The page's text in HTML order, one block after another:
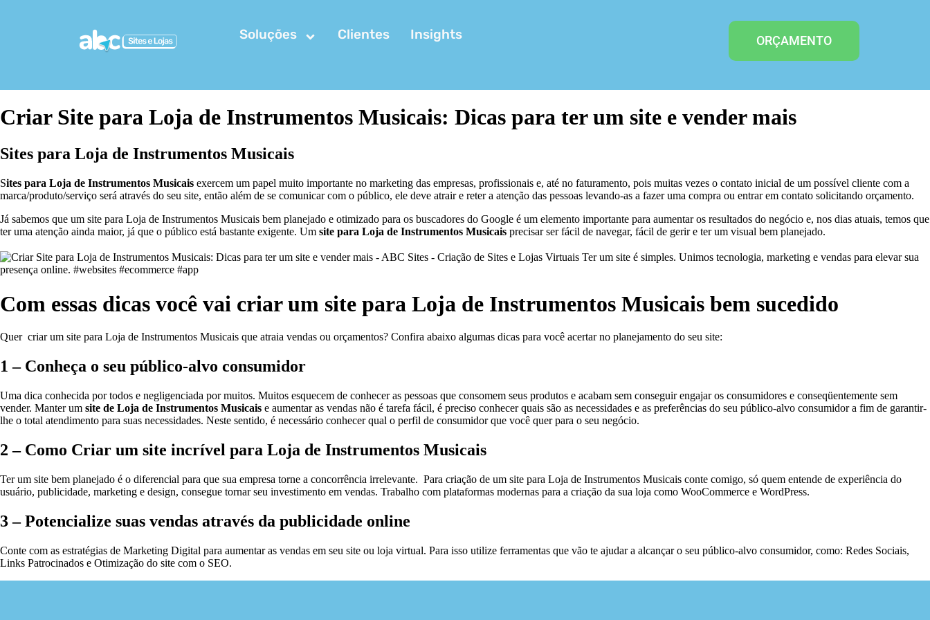
Soluções Clientes Insights ORÇAMENTO
Criar Site para Loja de Instrumentos Musicais: Dicas para ter um site e vender mais
Sites para Loja de Instrumentos Musicais
Sites para Loja de Instrumentos Musicais exercem um papel muito importante no marketing das empresas, profissionais e, até no faturamento, pois muitas vezes o contato inicial de um possível cliente com a
marca/produto/serviço será através do seu site, então além de se comunicar com o público, ele deve atrair e reter a atenção das pessoas levando-as a fazer uma compra ou entrar em contato solicitando orçamento.
Já sabemos que um site para Loja de Instrumentos Musicais bem planejado e otimizado para os buscadores do Google é um elemento importante para aumentar os resultados do negócio e, nos dias atuais, temos que
ter uma atenção ainda maior, já que o público está bastante exigente. Um site para Loja de Instrumentos Musicais precisar ser fácil de navegar, fácil de gerir e ter um visual bem planejado.
Com essas dicas você vai criar um site para Loja de Instrumentos Musicais bem sucedido
Quer criar um site para Loja de Instrumentos Musicais que atraia vendas ou orçamentos? Confira abaixo algumas dicas para você acertar no planejamento do seu site:
1 – Conheça o seu público-alvo consumidor
Uma dica conhecida por todos e negligenciada por muitos. Muitos esquecem de conhecer as pessoas que consomem seus produtos e acabam sem conseguir engajar os consumidores e conseqüentemente sem
vender. Manter um site de Loja de Instrumentos Musicais e aumentar as vendas não é tarefa fácil, é preciso conhecer quais são as necessidades e as preferências do seu público-alvo consumidor a fim de garantir-
lhe o total atendimento para suas necessidades. Neste sentido, é necessário conhecer qual o perfil de consumidor que você quer para o seu negócio.
2 – Como Criar um site incrível para Loja de Instrumentos Musicais
Ter um site bem planejado é o diferencial para que sua empresa torne a concorrência irrelevante. Para criação de um site para Loja de Instrumentos Musicais conte comigo, só quem entende de experiência do
usuário, publicidade, marketing e design, consegue tornar seu investimento em vendas. Trabalho com plataformas modernas para a criação da sua loja como WooCommerce e WordPress.
3 – Potencialize suas vendas através da publicidade online
Conte com as estratégias de Marketing Digital para aumentar as vendas em seu site ou loja virtual. Para isso utilize ferramentas que vão te ajudar a alcançar o seu público-alvo consumidor, como: Redes Sociais,
Links Patrocinados e Otimização do site com o SEO.